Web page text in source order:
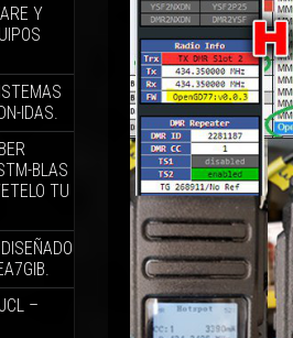
Y
IDAS.
BLAS
TU
–